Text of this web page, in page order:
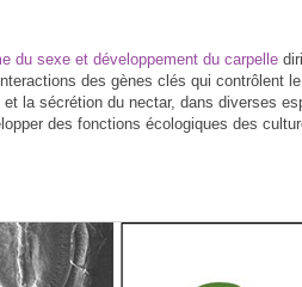
du sexe et développement du carpelle
des gènes clés qui contrôlent
la sécrétion du nectar, dans diverses
des fonctions écologiques des